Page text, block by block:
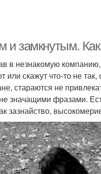
и замкнутым.
в незнакомую
или скажут что-то не
стараются не
значащими фразами.
зазнайство,